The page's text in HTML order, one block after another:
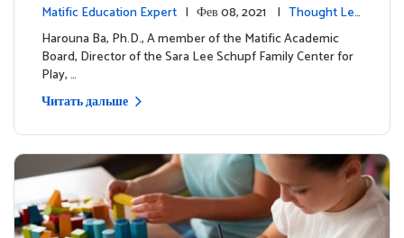
Matific Education Expert | Фев 08, 2021 | Thought Lea
dership
Harouna Ba, Ph.D., A member of the Matific Academic
Board, Director of the Sara Lee Schupf Family Center for
Play, …
Читать дальше